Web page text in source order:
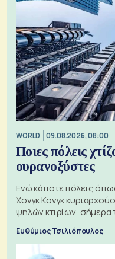
WORLD 09.08.2026, 08:00
Ποιες πόλεις
ουρανοξύστες
Ενώ κάποτε πόλεις
Χονγκ Κονγκ
ψηλών κτιρίων, σήμερα
Ευθύμιος Τσιλιόπουλος